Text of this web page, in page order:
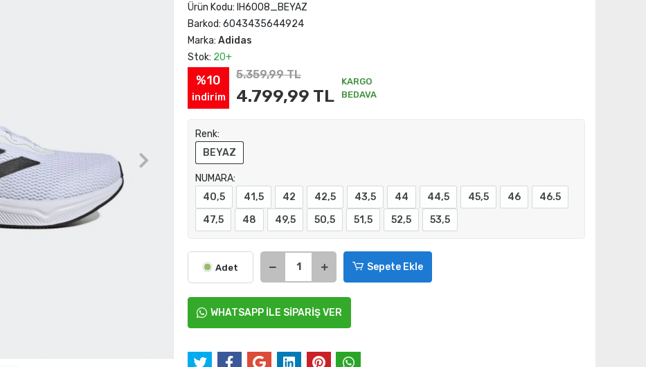
Ürün Kodu: IH6008_BEYAZ
Barkod: 6043435644924
Marka: Adidas
Stok: 20+
%10
indirim
5.359,99 TL
4.799,99 TL
KARGO
BEDAVA
Renk:
BEYAZ
NUMARA:
40,5
41,5 42 42,5 43,5 44 44,5 45,5 46
46.5
47,5
48 49,5 50,5 51,5 52,5 53,5
Adet Sepete Ekle
WHATSAPP İLE SİPARİŞ VER